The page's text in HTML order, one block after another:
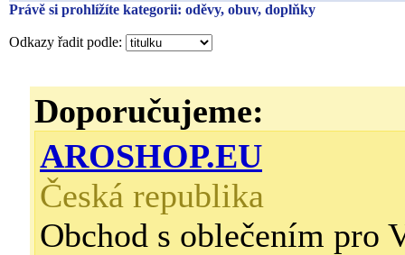
Právě si prohlížíte kategorii: oděvy, obuv, doplňky
Odkazy řadit podle:
Doporučujeme:
AROSHOP.EU
Česká republika
Obchod s oblečením pro